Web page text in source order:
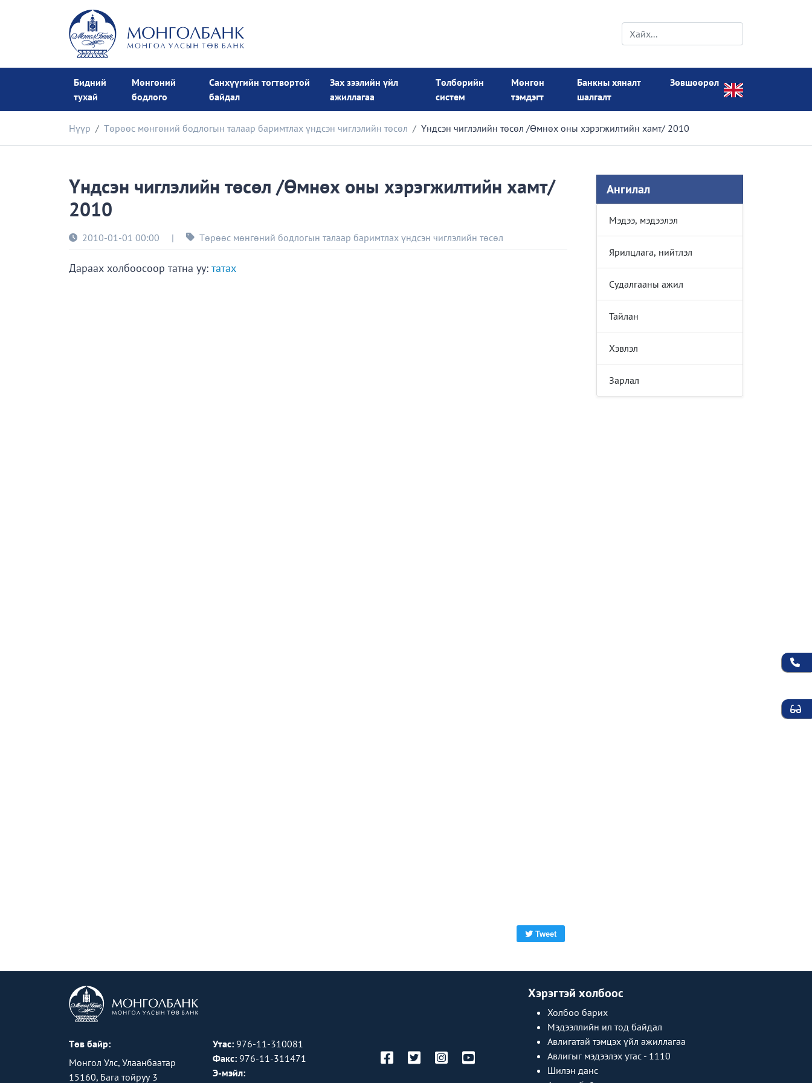
Бидний
тухай
Мөнгөний
бодлого
Санхүүгийн тогтвортой
байдал
Зах зээлийн үйл
ажиллагаа
Төлбөрийн
систем
Мөнгөн
тэмдэгт
Банкны хяналт
шалгалт
Зөвшөөрөл
Нүүр Төрөөс мөнгөний бодлогын талаар баримтлах үндсэн чиглэлийн төсөл Үндсэн чиглэлийн төсөл /Өмнөх оны хэрэгжилтийн хамт/ 2010
Үндсэн чиглэлийн төсөл /Өмнөх оны хэрэгжилтийн хамт/
2010
2010-01-01 00:00 | Төрөөс мөнгөний бодлогын талаар баримтлах үндсэн чиглэлийн төсөл
Дараах холбоосоор татна уу: татах
Tweet
Ангилал
Мэдээ, мэдээлэл
Ярилцлага, нийтлэл
Судалгааны ажил
Тайлан
Хэвлэл
Зарлал
Төв байр:
Монгол Улс, Улаанбаатар
15160, Бага тойруу 3
Утас:976-11-310081
Факс:976-11-311471
Э-мэйл:
Хэрэгтэй холбоос
Холбоо барих
Мэдээллийн ил тод байдал
Авлигатай тэмцэх үйл ажиллагаа
Авлигыг мэдээлэх утас - 1110
Шилэн данс